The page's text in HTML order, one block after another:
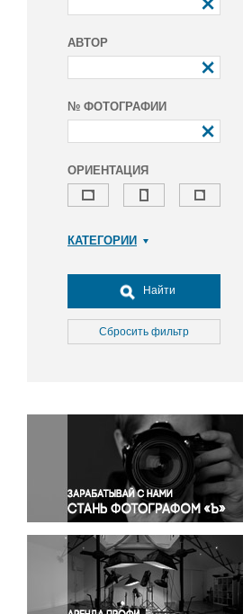
АВТОР
№ ФОТОГРАФИИ
ОРИЕНТАЦИЯ
КАТЕГОРИИ
Досуг, туризм и отдых
Культура
Медицина
Окружающая среда
Политика
Правосудие
Происшествия и конфликты
Религия
Светская жизнь
Спорт
Экология
Экономика и бизнес
Найти
Сбросить фильтр